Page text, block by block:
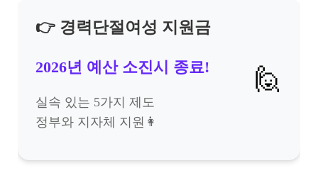
👉 경력단절여성 지원금
2026년 예산 소진시 종료!
실속 있는 5가지 제도
정부와 지자체 지원👩
🙋